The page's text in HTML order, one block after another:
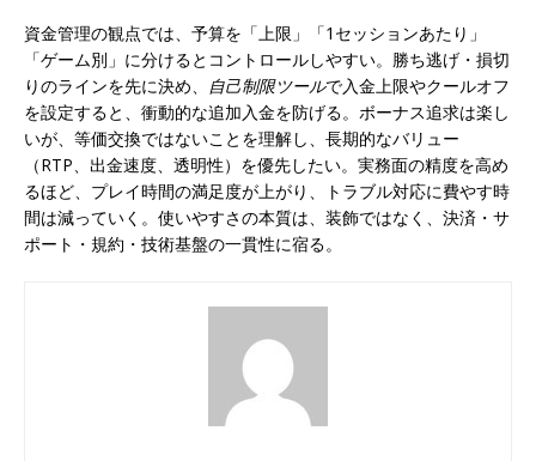
資金管理の観点では、予算を「上限」「1セッションあたり」
「ゲーム別」に分けるとコントロールしやすい。勝ち逃げ・損切
りのラインを先に決め、
自己制限ツールで入金上限やクールオフ
を設定すると、衝動的な追加入金を防げる。ボーナス追求は楽し
いが、等価交換ではないことを理解し、長期的なバリュー
（RTP、出金速度、透明性）を優先したい。実務面の精度を高め
るほど、プレイ時間の満足度が上がり、トラブル対応に費やす時
間は減っていく。使いやすさの本質は、装飾ではなく、決済・サ
ポート・規約・技術基盤の一貫性に宿る。